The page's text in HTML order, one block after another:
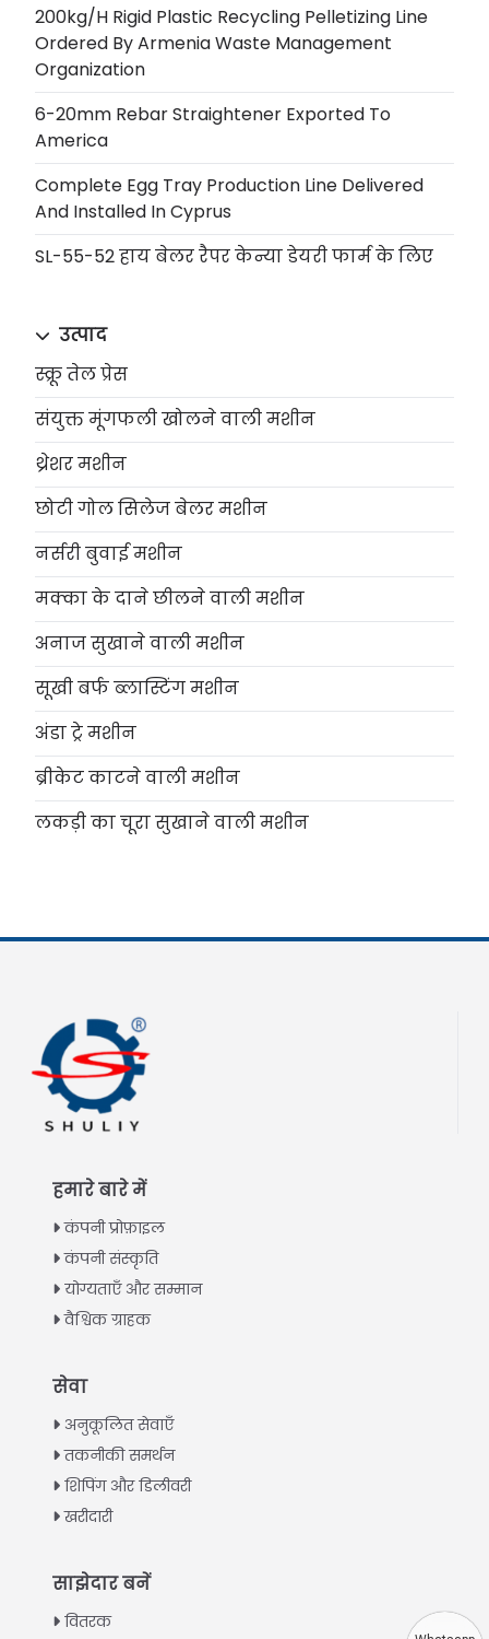
200kg/h Rigid Plastic Recycling Pelletizing Line
Ordered By Armenia Waste Management
Organization
6-20mm Rebar Straightener Exported To
America
Complete Egg Tray Production Line Delivered
And Installed In Cyprus
SL-55-52 हाय बेलर रैपर केन्या डेयरी फार्म के लिए
उत्पाद
स्क्रू तेल प्रेस
संयुक्त मूंगफली खोलने वाली मशीन
थ्रेशर मशीन
छोटी गोल सिलेज बेलर मशीन
नर्सरी बुवाई मशीन
मक्का के दाने छीलने वाली मशीन
अनाज सुखाने वाली मशीन
सूखी बर्फ ब्लास्टिंग मशीन
अंडा ट्रे मशीन
ब्रीकेट काटने वाली मशीन
लकड़ी का चूरा सुखाने वाली मशीन
हमारे बारे में
कंपनी प्रोफ़ाइल
कंपनी संस्कृति
योग्यताएँ और सम्मान
वैश्विक ग्राहक
सेवा
अनुकूलित सेवाएँ
तकनीकी समर्थन
शिपिंग और डिलीवरी
खरीदारी
साझेदार बनें
वितरकVietnamese
Thai
Turkish
Swahili
Urdu
Greek
Italian